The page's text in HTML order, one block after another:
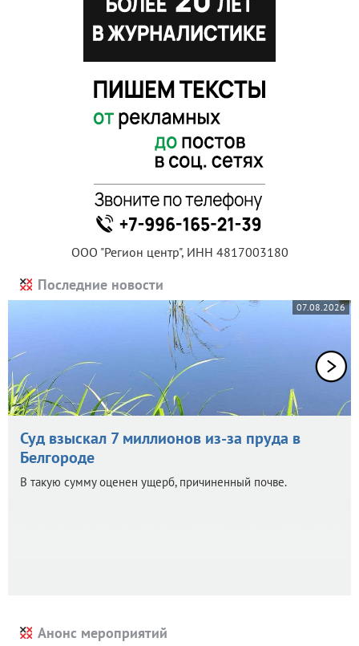
ООО "Регион центр", ИНН 4817003180
Последние новости
07.08.2026
Суд взыскал 7 миллионов из-за пруда в
Белгороде
В такую сумму оценен ущерб, причиненный почве.
Анонс мероприятий